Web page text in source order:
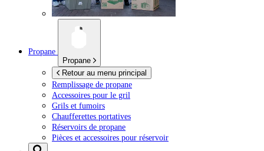
Propane
Propane
Retour au menu principal
Remplissage de propane
Accessoires pour le gril
Grils et fumoirs
Chaufferettes portatives
Réservoirs de propane
Pièces et accessoires pour réservoir